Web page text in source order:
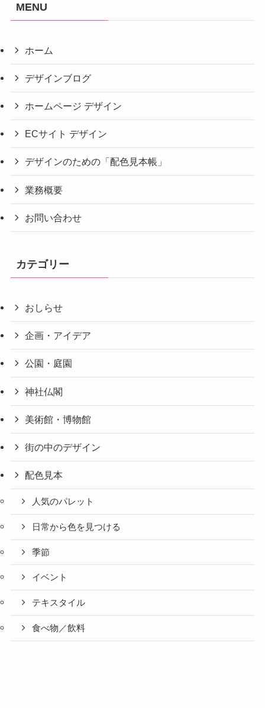
MENU
ホーム
デザインブログ
ホームページ デザイン
ECサイト デザイン
デザインのための「配色見本帳」
業務概要
お問い合わせ
カテゴリー
おしらせ
企画・アイデア
公園・庭園
神社仏閣
美術館・博物館
街の中のデザイン
配色見本
人気のパレット
日常から色を見つける
季節
イベント
テキスタイル
食べ物／飲料